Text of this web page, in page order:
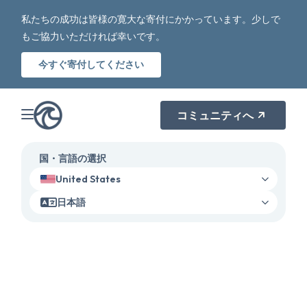
私たちの成功は皆様の寛大な寄付にかかっています。少しで
もご協力いただければ幸いです。
今すぐ寄付してください
コミュニティへ
国・言語の選択
United States
日本語